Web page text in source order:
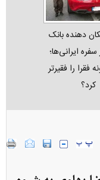
دهنده بانک
ایرانی‌ها؛
فقرا را فقیرتر
کرد؟